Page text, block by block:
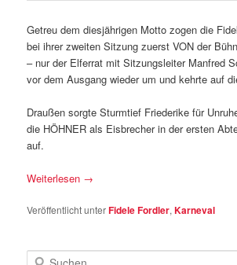
Getreu dem diesjährigen Motto zogen die
bei ihrer zweiten Sitzung zuerst VON der
– nur der Elferrat mit Sitzungsleiter Manfred
vor dem Ausgang wieder um und kehrte auf
Draußen sorgte Sturmtief Friederike für
die HÖHNER als Eisbrecher in der ersten
auf.
Weiterlesen →
Veröffentlicht unterFidele Fordler,Karneval